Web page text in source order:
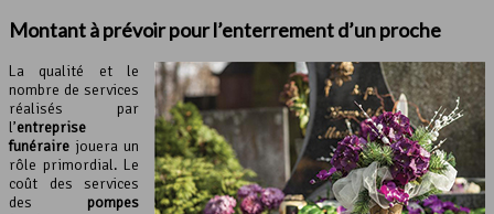
Montant à prévoir pour l’enterrement d’un proche
La qualité et le
nombre de services
réalisés par
l’entreprise
funéraire jouera un
rôle primordial. Le
coût des services
des pompes